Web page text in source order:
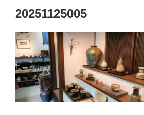
20251125005